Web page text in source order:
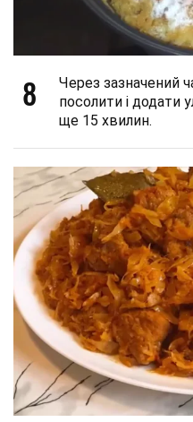
8
Через зазначений
посолити і додати
ще 15 хвилин.